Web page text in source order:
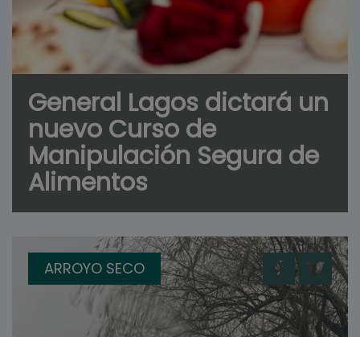
General Lagos dictará un
nuevo Curso de
Manipulación Segura de
Alimentos
ARROYO SECO